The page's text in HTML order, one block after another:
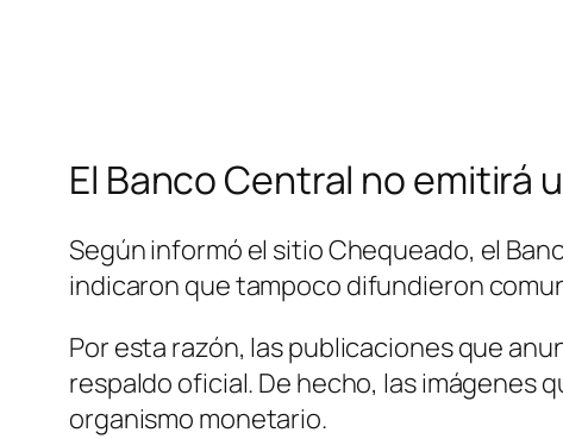
El Banco Central no emitirá
Según informó el sitio Chequeado, el
indicaron que tampoco difundieron
Por esta razón, las publicaciones que
respaldo oficial. De hecho, las imágenes
organismo monetario.